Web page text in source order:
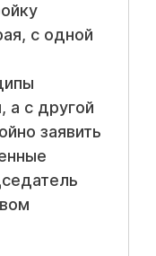
с одной
а с другой
заявить